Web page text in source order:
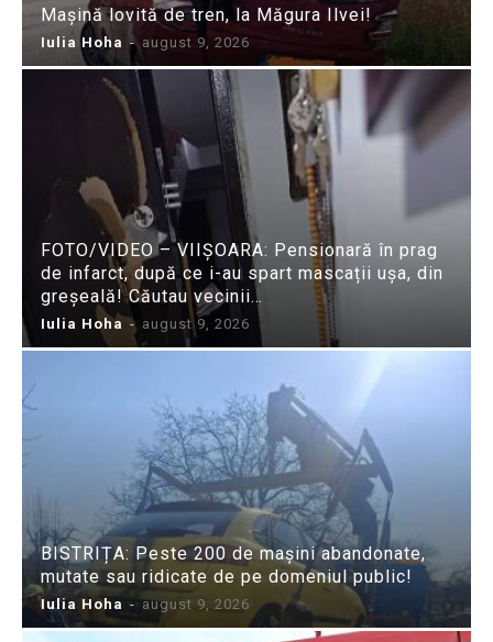
Mașină lovită de tren, la Măgura Ilvei!
Iulia Hoha - august 9, 2026
FOTO/VIDEO – VIIȘOARA: Pensionară în prag
de infarct, după ce i-au spart mascații ușa, din
greșeală! Căutau vecinii…
Iulia Hoha - august 9, 2026
BISTRIȚA: Peste 200 de mașini abandonate,
mutate sau ridicate de pe domeniul public!
Iulia Hoha - august 9, 2026